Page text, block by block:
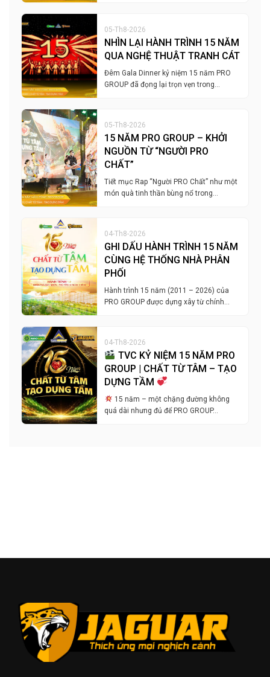
05-Th8-2026
NHÌN LẠI HÀNH TRÌNH 15 NĂM
QUA NGHỆ THUẬT TRANH CÁT
Đêm Gala Dinner kỷ niệm 15 năm PRO
GROUP đã đọng lại trọn vẹn trong…
05-Th8-2026
15 NĂM PRO GROUP – KHỞI
NGUỒN TỪ “NGƯỜI PRO
CHẤT”
Tiết mục Rap “Người PRO Chất” như một
món quà tinh thần bùng nổ trong…
04-Th8-2026
GHI DẤU HÀNH TRÌNH 15 NĂM
CÙNG HỆ THỐNG NHÀ PHÂN
PHỐI
Hành trình 15 năm (2011 – 2026) của
PRO GROUP được dựng xây từ chính…
04-Th8-2026
TVC KỶ NIỆM 15 NĂM PRO
GROUP | CHẤT TỪ TÂM – TẠO
DỰNG TẦM
15 năm – một chặng đường không
quá dài nhưng đủ để PRO GROUP…